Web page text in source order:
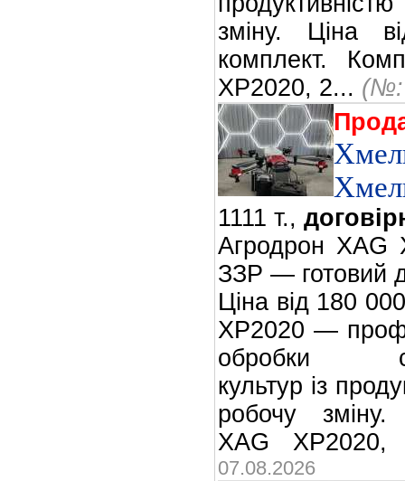
зміну. Ціна
комплект.
XP2020, 2... (№:
1111 т.,
Агродрон XAG
ЗЗР — готовий
Ціна від 180
XP2020 —
обробки
культур із
робочу
XAG
07.08.2026